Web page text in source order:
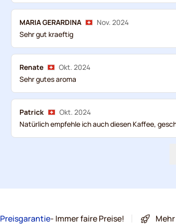
MARIA GERARDINA
Nov. 2024
Sehr gut kraeftig
Renate
Okt. 2024
Sehr gutes aroma
Patrick
Okt. 2024
Natürlich empfehle ich auch diesen Kaffee,
Preisgarantie- Immer faire Preise!